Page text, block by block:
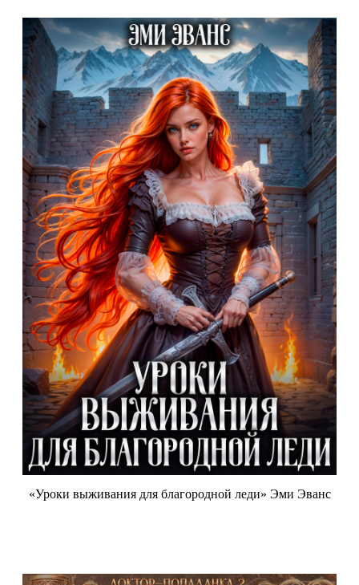
«Уроки выживания для благородной леди» Эми Эванс